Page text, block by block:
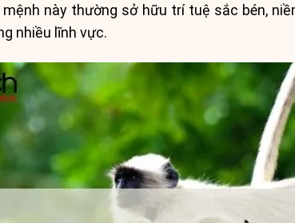
này thường sở hữu trí tuệ sắc bén,
nhiều lĩnh vực.